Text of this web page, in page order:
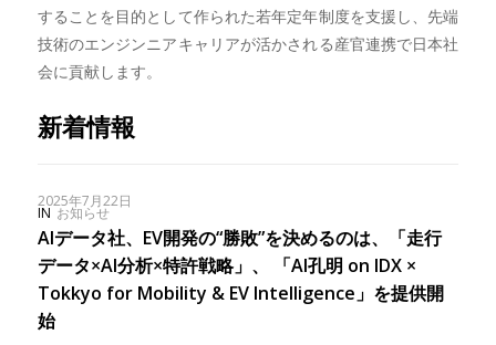
することを目的として作られた若年定年制度を支援し、先端
技術のエンジンニアキャリアが活かされる産官連携で日本社
会に貢献します。
新着情報
2025年7月22日
IN お知らせ
AIデータ社、EV開発の“勝敗”を決めるのは、「走行
データ×AI分析×特許戦略」、 「AI孔明 on IDX ×
Tokkyo for Mobility & EV Intelligence」を提供開
始